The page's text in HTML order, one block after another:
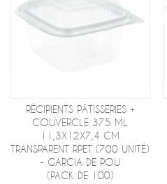
RÉCIPIENTS PÂTISSERIES +
COUVERCLE 375 ML
11,3X12X7,4 CM
TRANSPARENT RPET (700 UNITÉ)
- GARCIA DE POU
(PACK DE 100)